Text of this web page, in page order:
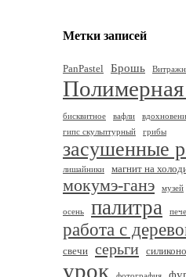
Метки записей
PanPastel Брошь
Полимерная
бисквитное вафли
гипс скульптурный грибы
засушенные
лишайники
магнит на
мокумэ-ганэ музей
осень палитра
работа с
свечи серьги
урок